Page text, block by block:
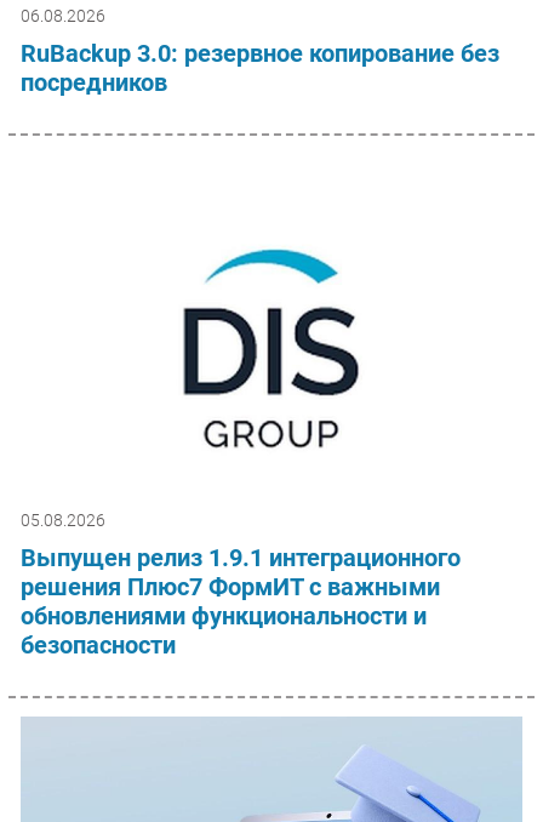
06.08.2026
RuBackup 3.0: резервное копирование без
посредников
05.08.2026
Выпущен релиз 1.9.1 интеграционного
решения Плюс7 ФормИТ с важными
обновлениями функциональности и
безопасности